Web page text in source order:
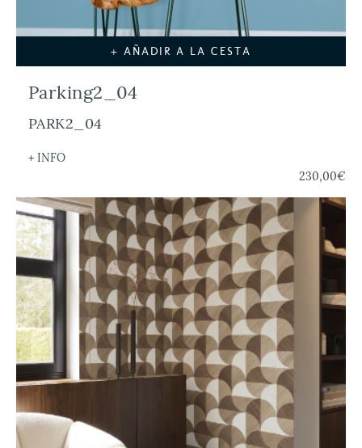
+ AÑADIR A LA CESTA
Parking2_04
PARK2_04
+ INFO
230,00€